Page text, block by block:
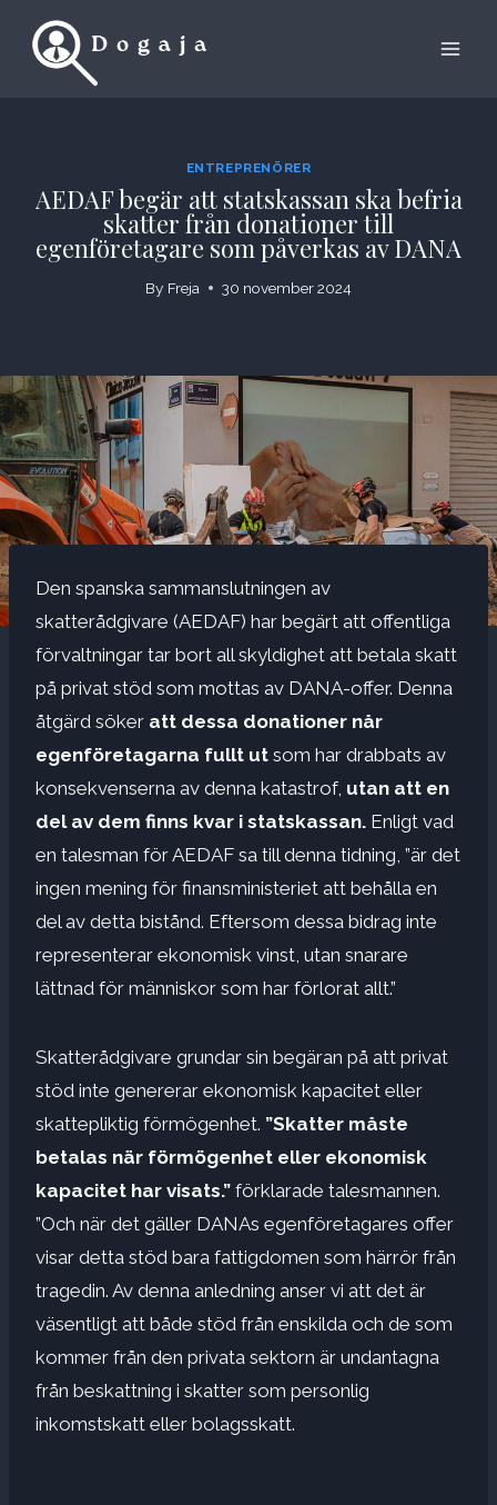
ENTREPRENÖRER
AEDAF begär att statskassan ska befria
skatter från donationer till
egenföretagare som påverkas av DANA
By Freja 30 november 2024
Den spanska sammanslutningen av
skatterådgivare (AEDAF) har begärt att offentliga
förvaltningar tar bort all skyldighet att betala skatt
på privat stöd som mottas av DANA-offer. Denna
åtgärd söker att dessa donationer når
egenföretagarna fullt ut som har drabbats av
konsekvenserna av denna katastrof, utan att en
del av dem finns kvar i statskassan. Enligt vad
en talesman för AEDAF sa till denna tidning, ”är det
ingen mening för finansministeriet att behålla en
del av detta bistånd. Eftersom dessa bidrag inte
representerar ekonomisk vinst, utan snarare
lättnad för människor som har förlorat allt.”
Skatterådgivare grundar sin begäran på att privat
stöd inte genererar ekonomisk kapacitet eller
skattepliktig förmögenhet. ”Skatter måste
betalas när förmögenhet eller ekonomisk
kapacitet har visats.” förklarade talesmannen.
”Och när det gäller DANAs egenföretagares offer
visar detta stöd bara fattigdomen som härrör från
tragedin. Av denna anledning anser vi att det är
väsentligt att både stöd från enskilda och de som
kommer från den privata sektorn är undantagna
från beskattning i skatter som personlig
inkomstskatt eller bolagsskatt.